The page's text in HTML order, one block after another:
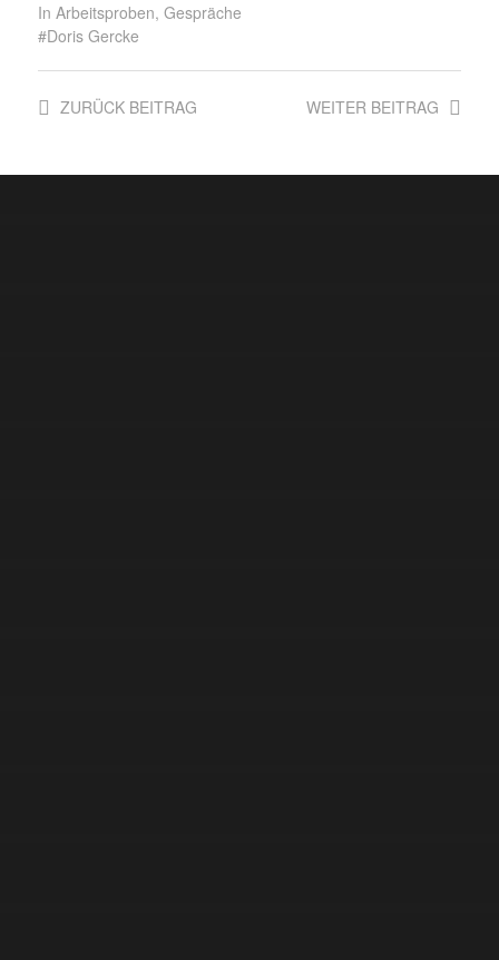
In Arbeitsproben, Gespräche
Doris Gercke
WEITER BEITRAG
ZURÜCKBEITRAG